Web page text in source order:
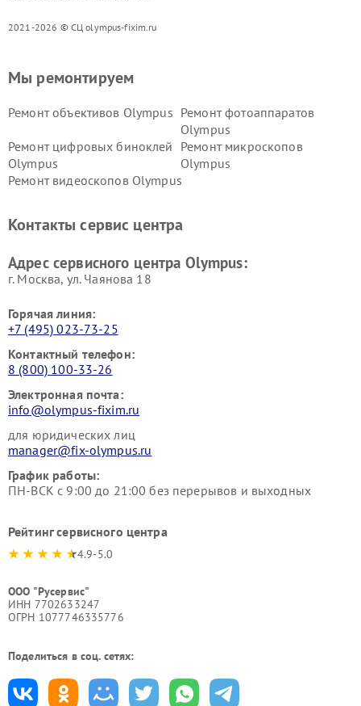
2021-2026 © СЦ olympus-fixim.ru
Мы ремонтируем
Ремонт объективов Olympus Ремонт фотоаппаратов
Olympus
Ремонт цифровых биноклей
Olympus
Ремонт микроскопов
Olympus
Ремонт видеоскопов Olympus
Контакты сервис центра
Адрес сервисного центра Olympus:
г. Москва, ул. Чаянова 18
Горячая линия:
+7 (495) 023-73-25
Контактный телефон:
8 (800) 100-33-26
Электронная почта:
info@olympus-fixim.ru
для юридических лиц
manager@fix-olympus.ru
График работы:
ПН-ВСК с 9:00 до 21:00 без перерывов и выходных
Рейтинг сервисного центра
4.9-5.0
ООО "Русервис"
ИНН 7702633247
ОГРН 1077746335776
Поделиться в соц. сетях: